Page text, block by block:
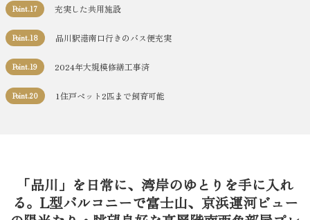
Point.17 充実した共用施設
Point.18 品川駅港南口行きのバス便充実
Point.19 2024年大規模修繕工事済
Point.20 1住戸ペット2匹まで飼育可能
「品川」を日常に、湾岸のゆとりを手に入れ
る。L型バルコニーで富士山、京浜運河ビュー